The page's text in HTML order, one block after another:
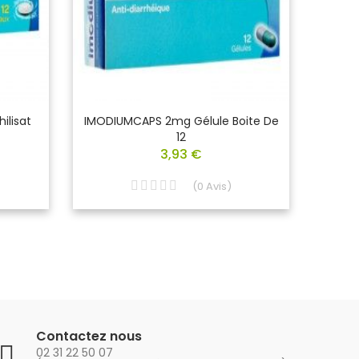
IMODIUMCAPS 2mg Gélule Boite De
12
3,93 €
(0 Avis)
Contactez nous
02 31 22 50 07